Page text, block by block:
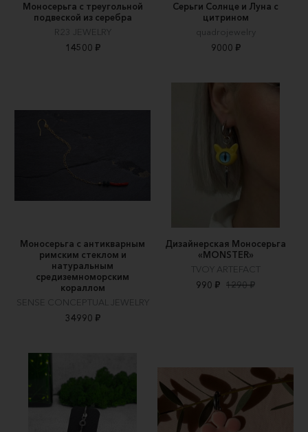
Моносерьга с треугольной
подвеской из серебра
R23 JEWELRY
14500 ₽
Серьги Солнце и Луна с
цитрином
quadrojewelry
9000 ₽
Моносерьга с антикварным
римским стеклом и
натуральным
средиземноморским
кораллом
SENSE CONCEPTUAL JEWELRY
34990 ₽
Дизайнерская Моносерьга
«MONSTER»
TVOY ARTEFACT
990 ₽ 1290 ₽